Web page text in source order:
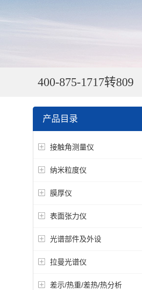
400-875-1717转809
产品目录
接触角测量仪
纳米粒度仪
膜厚仪
表面张力仪
光谱部件及外设
拉曼光谱仪
差示/热重/差热/热分析